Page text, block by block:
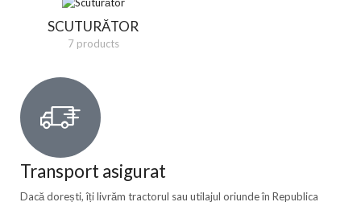
SCUTURĂTOR
7 products
Transport asigurat
Dacă dorești, îți livrăm tractorul sau utilajul oriunde în Republica